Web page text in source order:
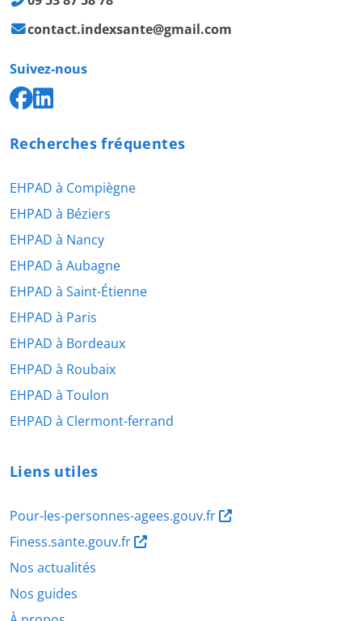
contact.indexsante@gmail.com
Suivez-nous
Recherches fréquentes
EHPAD à Compiègne
EHPAD à Béziers
EHPAD à Nancy
EHPAD à Aubagne
EHPAD à Saint-Étienne
EHPAD à Paris
EHPAD à Bordeaux
EHPAD à Roubaix
EHPAD à Toulon
EHPAD à Clermont-ferrand
Liens utiles
Pour-les-personnes-agees.gouv.fr
Finess.sante.gouv.fr
Nos actualités
Nos guides